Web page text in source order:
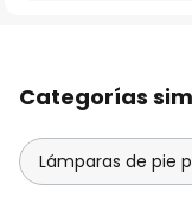
Categorías
Lámparas de pie